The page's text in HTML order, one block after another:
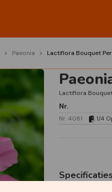
Paeonia Lactiflora Bouquet
Lactiflora
Nr.
Nr. 4081 1/4